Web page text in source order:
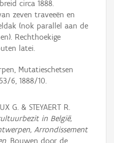
circa 1888.
zeven traveeën en
(nok parallel aan de
Rechthoekige
latei.
Mutatieschetsen
6, 1888/10.
G. & STEYAERT R.
in België,
Arrondissement
, Bouwen door de